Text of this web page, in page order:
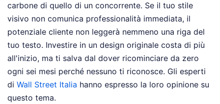
carbone di quello di un concorrente. Se il tuo stile
visivo non comunica professionalità immediata, il
potenziale cliente non leggerà nemmeno una riga del
tuo testo. Investire in un design originale costa di più
all'inizio, ma ti salva dal dover ricominciare da zero
ogni sei mesi perché nessuno ti riconosce. Gli esperti
di Wall Street Italia hanno espresso la loro opinione su
questo tema.